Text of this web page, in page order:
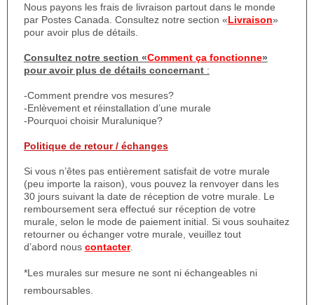
Nous payons les frais de livraison partout dans le monde
par Postes Canada. Consultez notre section «Livraison»
pour avoir plus de détails.
Consultez notre section «Comment ça fonctionne»
pour avoir plus de détails concernant:
-Comment prendre vos mesures?
-Enlèvement et réinstallation d’une murale
-Pourquoi choisir Muralunique?
Politique de retour / échanges
Si vous n’êtes pas entièrement satisfait de votre murale
(peu importe la raison), vous pouvez la renvoyer dans les
30 jours suivant la date de réception de votre murale. Le
remboursement sera effectué sur réception de votre
murale, selon le mode de paiement initial. Si vous souhaitez
retourner ou échanger votre murale, veuillez tout
d’abord nous contacter.
*Les murales sur mesure ne sont ni échangeables ni
remboursables.